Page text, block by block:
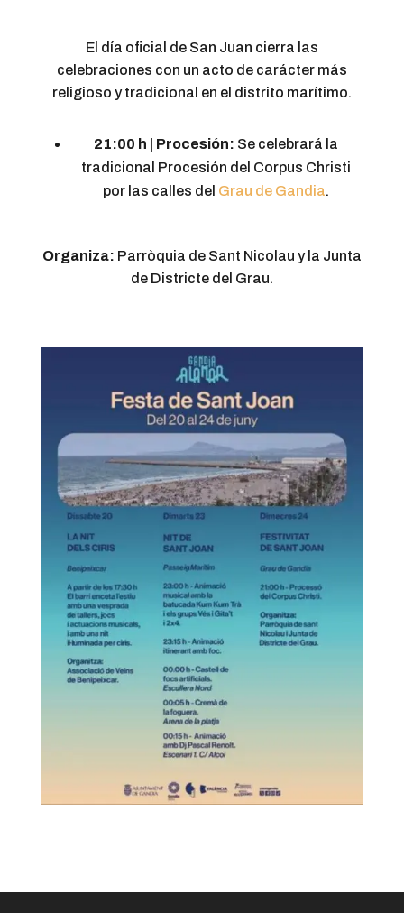
El día oficial de San Juan cierra las
celebraciones con un acto de carácter más
religioso y tradicional en el distrito marítimo.
21:00 h | Procesión: Se celebrará la
tradicional Procesión del Corpus Christi
por las calles del Grau de Gandia.
Organiza: Parròquia de Sant Nicolau y la Junta
de Districte del Grau.